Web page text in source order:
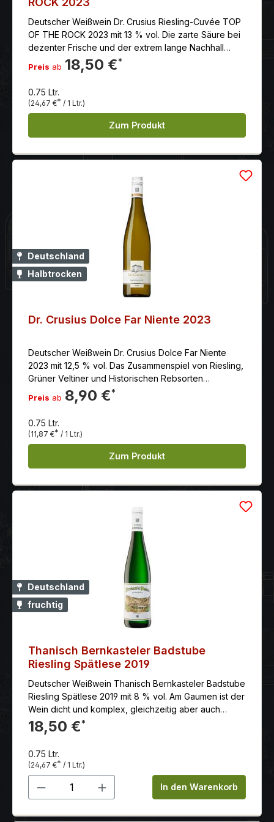
Deutscher Weißwein Dr. Crusius Riesling-Cuvée TOP
OF THE ROCK 2023 mit 13 % vol. Die zarte Säure bei
dezenter Frische und der extrem lange Nachhall
machen TOP OF THE ROCK zu einem köstlichen Glas
Wein zum Genießen oder zum perfekten Begleiter
Preis ab 18,50 €*
0.75 Ltr.
(24,67 €* / 1 Ltr.)
Zum Produkt
Deutschland
Halbtrocken
Dr. Crusius Dolce Far Niente 2023
Deutscher Weißwein Dr. Crusius Dolce Far Niente
2023 mit 12,5 % vol. Das Zusammenspiel von Riesling,
Grüner Veltiner und Historischen Rebsorten
vereinbart die Frucht von Aprikose und
Holunderblüten mit einer beschwingten Frische
Preis ab 8,90 €*
0.75 Ltr.
(11,87 €* / 1 Ltr.)
Zum Produkt
Deutschland
fruchtig
Thanisch Bernkasteler Badstube
Riesling Spätlese 2019
Deutscher Weißwein Thanisch Bernkasteler Badstube
Riesling Spätlese 2019 mit 8 % vol. Am Gaumen ist der
Wein dicht und komplex, gleichzeitig aber auch
elegant und leichtfüßig. Er bietet ein intensives
Geschmackserlebnis, das lange anhält.
18,50 €*
0.75 Ltr.
(24,67 €* / 1 Ltr.)
Produkt Anzahl: Gib denIn den Warenkorb